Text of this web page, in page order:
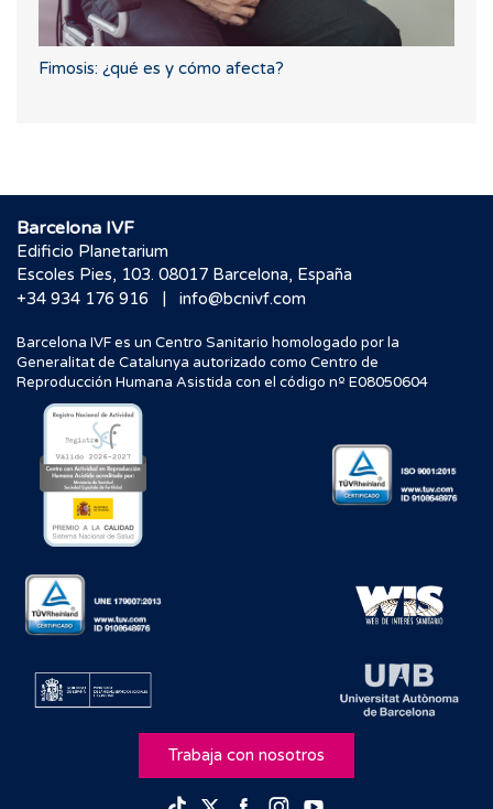
Fimosis: ¿qué es y cómo afecta?
Barcelona IVF
Edificio Planetarium
Escoles Pies, 103. 08017 Barcelona, España
+34 934 176 916
| info@bcnivf.com
Barcelona IVF es un Centro Sanitario homologado por la
Generalitat de Catalunya autorizado como Centro de
Reproducción Humana Asistida con el código nº E08050604
Trabaja con nosotros